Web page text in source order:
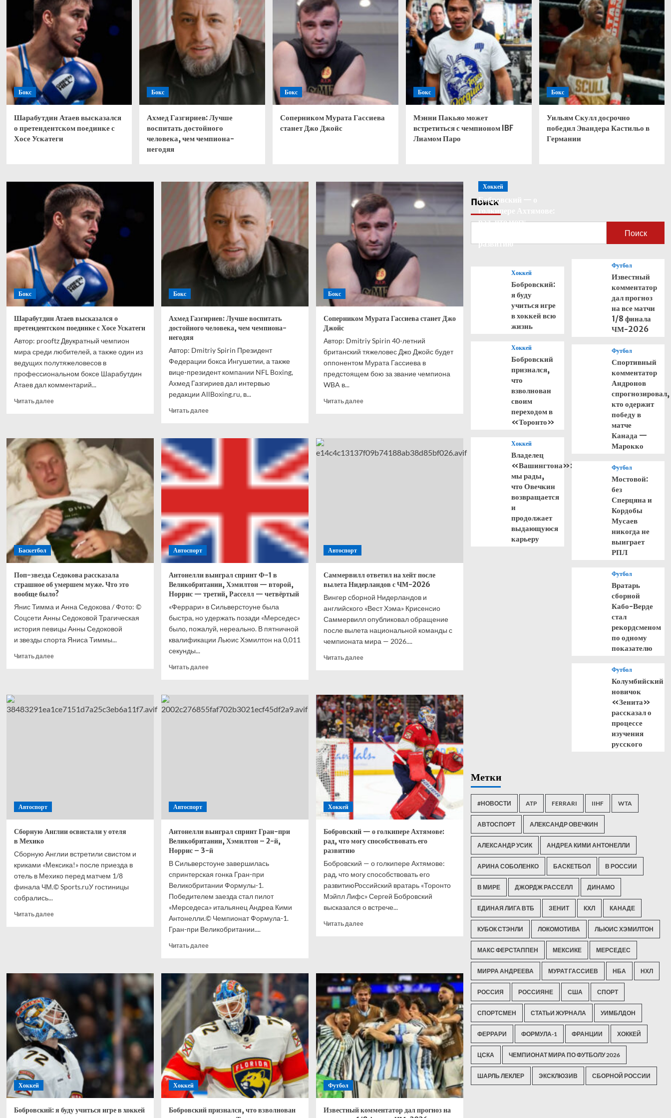
Бокс
Шарабутдин Атаев высказался
о претендентском поединке с
Хосе Ускатеги
Бокс
Ахмед Газгириев: Лучше
воспитать достойного
человека, чем чемпиона-
негодяя
Бокс
Соперником Мурата Гассиева
станет Джо Джойс
Бокс
Мэнни Пакьяо может
встретиться с чемпионом IBF
Лиамом Паро
Бокс
Уильям Скулл досрочно
победил Эвандера Кастильо в
Германии
Бокс
Шарабутдин Атаев высказался о
претендентском поединке с Хосе Ускатеги
Автор: prooftz Двукратный чемпион
мира среди любителей, а также один из
ведущих полутяжеловесов в
профессиональном боксе Шарабутдин
Атаев дал комментарий...
Читать далееПрочитать
Атаев
высказался
о
претендентском
поединке
с
Хосе
Ускатеги
Бокс
Ахмед Газгириев: Лучше воспитать
достойного человека, чем чемпиона-
негодяя
Автор: Dmitriy Spirin Президент
Федерации бокса Ингушетии, а также
вице-президент компании NFL Boxing,
Ахмед Газгириев дал интервью
редакции AllBoxing.ru, в...
Читать далееПрочитать
Ахмед
воспитать
достойного
человека,
негодяя
Бокс
Соперником Мурата Гассиева станет Джо
Джойс
Автор: Dmitriy Spirin 40-летний
британский тяжеловес Джо Джойс будет
оппонентом Мурата Гассиева в
предстоящем бою за звание чемпиона
WBA в...
Читать далееПрочитать
станет
Баскетбол
Поп-звезда Седокова рассказала
страшное об умершем муже. Что это
вообще было?
Янис Тимма и Анна Седокова / Фото: ©
Соцсети Анны Седоковой Трагическая
история певицы Анны Седоковой
и звезды спорта Яниса Тиммы...
Читать далееПрочитать
рассказала
Автоспорт
Антонелли выиграл спринт Ф-1 в
Великобритании, Хэмилтон — второй,
Норрис — третий, Расселл — четвёртый
«Феррари» в Сильверстоуне была
быстра, но удержать позади «Мерседес»
было, пожалуй, нереально. В пятничной
квалификации Льюис Хэмилтон на 0,011
секунды...
Читать далееПрочитать
спринт
Автоспорт
Саммервилл ответил на хейт после
вылета Нидерландов с ЧМ-2026
Вингер сборной Нидерландов и
английского «Вест Хэма» Крисенсио
Саммервилл опубликовал обращение
после вылета национальной команды с
чемпионата мира — 2026....
Читать далееПрочитать
ответил
на хейт
после
вылета
Нидерландов
с ЧМ-2026
Автоспорт
Сборную Англии освистали у отеля
в Мехико
Сборную Англии встретили свистом и
криками «Мексика!» после приезда в
отель в Мехико перед матчем 1/8
финала ЧМ.© Sports.ruУ гостиницы
собрались...
Читать далееПрочитать
Автоспорт
Антонелли выиграл спринт Гран-при
Великобритании, Хэмилтон – 2-й,
Норрис – 3-й
В Сильверстоуне завершилась
спринтерская гонка Гран-при
Великобритании Формулы-1.
Победителем заезда стал пилот
«Мерседеса» итальянец Андреа Кими
Антонелли.© Чемпионат Формула-1.
Гран-при Великобритании....
Читать далееПрочитать
Антонелли
выиграл
спринт
Гран-
при
Великобритании,
Хэмилтон
2-
й,
Норрис
–
3-
й
Хоккей
Бобровский — о голкипере Ахтямове:
рад, что могу способствовать его
развитию
Бобровский — о голкипере Ахтямове:
рад, что могу способствовать его
развитиюРоссийский вратарь «Торонто
Мэйпл Лифс» Сергей Бобровский
высказался о встрече...
Читать далееПрочитать
голкипере
Ахтямове:
рад,
что
могу
способствовать
его
развитию
Хоккей
Бобровский: я буду учиться игре в хоккей
Хоккей
Бобровский признался, что взволнован
Футбол
Известный комментатор дал прогноз на
Поиск
Поиск
Хоккей
Бобровский — о
рад, что могу
развитию
Хоккей
Бобровский:
я буду
учиться игре
в хоккей всю
жизнь
Хоккей
Бобровский
признался,
что
взволнован
своим
переходом в
«Торонто»
Хоккей
Владелец
«Вашингтона»:
мы рады,
что Овечкин
возвращается
и
продолжает
выдающуюся
карьеру
Футбол
Известный
комментатор
дал прогноз
на все матчи
1/8 финала
ЧМ-2026
Футбол
Спортивный
комментатор
Андронов
спрогнозировал,
кто одержит
победу в
матче
Канада —
Марокко
Футбол
Мостовой:
без
Сперцяна и
Кордобы
Мусаев
никогда не
выиграет
РПЛ
Футбол
Вратарь
сборной
Кабо-Верде
стал
рекордсменом
по одному
показателю
Футбол
Колумбийский
новичок
«Зенита»
рассказал о
процессе
изучения
русского
Метки
#НОВОСТИ ATP FERRARI IIHF WTA
АВТОСПОРТ АЛЕКСАНДР ОВЕЧКИН
АЛЕКСАНДР УСИК АНДРЕА КИМИ АНТОНЕЛЛИ
АРИНА СОБОЛЕНКО БАСКЕТБОЛ В РОССИИ
В МИРЕ ДЖОРДЖ РАССЕЛЛ ДИНАМО
ЕДИНАЯ ЛИГА ВТБ ЗЕНИТ КХЛ КАНАДЕ
КУБОК СТЭНЛИ ЛОКОМОТИВА ЛЬЮИС ХЭМИЛТОН
МАКС ФЕРСТАППЕН МЕКСИКЕ МЕРСЕДЕС
МИРРА АНДРЕЕВА МУРАТ ГАССИЕВ НБА НХЛ
РОССИЯ РОССИЯНЕ США СПОРТ
СПОРТСМЕН СТАТЬИ ЖУРНАЛА УИМБЛДОН
ФЕРРАРИ ФОРМУЛА-1 ФРАНЦИИ ХОККЕЙ
ЦСКА ЧЕМПИОНАТ МИРА ПО ФУТБОЛУ 2026
ШАРЛЬ ЛЕКЛЕР ЭКСКЛЮЗИВ СБОРНОЙ РОССИИ